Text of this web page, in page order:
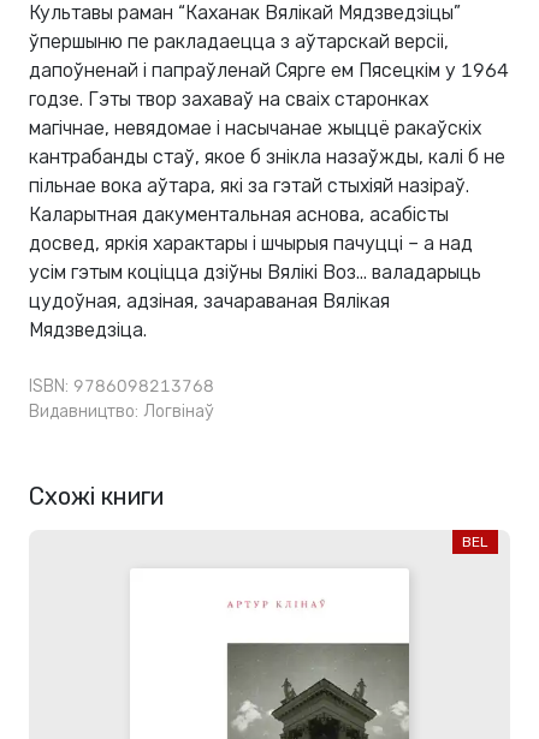
Культавы раман “Каханак Вялікай Мядзведзіцы”
ўпершыню пе­ ракладаецца з аўтарскай версіі,
дапоўненай і папраўленай Сярге­ ем Пясецкім у 1964
годзе. Гэты твор захаваў на сваіх старонках
магічнае, невядомае і насычанае жыццё ракаўскіх
кантрабанды­ стаў, якое б знікла назаўжды, калі б не
пільнае вока аўтара, які за гэтай стыхіяй назіраў.
Каларытная дакументальная аснова, асабісты
досвед, яркія характары і шчырыя пачуцці – а над
усім гэтым коціцца дзіўны Вялікі Воз... валадарыць
цудоўная, адзіная, зачараваная Вялікая
Мядзведзіца.
ISBN: 9786098213768
Видавництво: Логвінаў
Схожі книги
BEL